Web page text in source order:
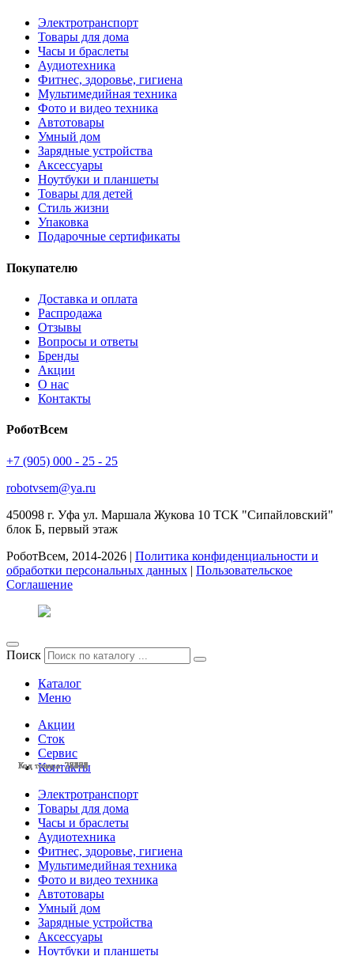
Код товара: 28428
Код товара: 28425
Код товара: 28424
Код товара: 28423
Код товара: 28377
Код товара: 28375
Код товара: 28132
Код товара: 28131
Код товара: 27803
Код товара: 27799
Код товара: 27798
Код товара: 27633
Электротранспорт
Товары для дома
Часы и браслеты
Аудиотехника
Фитнес, здоровье, гигиена
Мультимедийная техника
Фото и видео техника
Автотовары
Умный дом
Зарядные устройства
Аксессуары
Ноутбуки и планшеты
Товары для детей
Стиль жизни
Упаковка
Подарочные сертификаты
Покупателю
Доставка и оплата
Распродажа
Отзывы
Вопросы и ответы
Бренды
Акции
О нас
Контакты
РоботВсем
+7 (905) 000 - 25 - 25
robotvsem@ya.ru
450098 г. Уфа ул. Маршала Жукова 10 ТСК "Сипайловский"
блок Б, первый этаж
РоботВсем, 2014-2026 | Политика конфиденциальности и
обработки персональных данных | Пользовательское
Соглашение
Поиск
Каталог
Меню
Акции
Сток
Сервис
Контакты
Электротранспорт
Товары для дома
Часы и браслеты
Аудиотехника
Фитнес, здоровье, гигиена
Мультимедийная техника
Фото и видео техника
Автотовары
Умный дом
Зарядные устройства
Аксессуары
Ноутбуки и планшеты